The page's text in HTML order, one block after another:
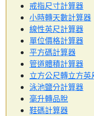
戒指尺寸計算器
小時轉天數計算器
線性英尺計算器
單位價格計算器
平方碼計算器
管道體積計算器
立方公尺轉立方英
泳池鹽分計算器
毫升轉品脫
鞋碼計算器